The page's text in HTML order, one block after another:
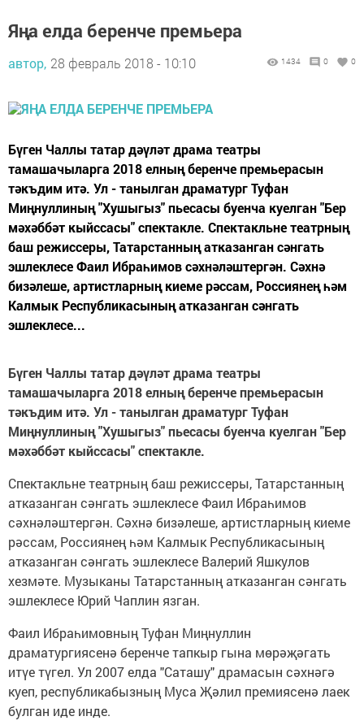
Яңа елда беренче премьера
автор, 28 февраль 2018 - 10:10 1434 0 0
Бүген Чаллы татар дәүләт драма театры
тамашачыларга 2018 елның беренче премьерасын
тәкъдим итә. Ул - танылган драматург Туфан
Миңнуллиның "Хушыгыз" пьесасы буенча куелган "Бер
мәхәббәт кыйссасы" спектакле. Спектакльне театрның
баш режиссеры, Татарстанның атказанган сәнгать
эшлеклесе Фаил Ибраһимов сәхнәләштергән. Сәхнә
бизәлеше, артистларның киеме рәссам, Россиянең һәм
Калмык Республикасының атказанган сәнгать
эшлеклесе...
Бүген Чаллы татар дәүләт драма театры
тамашачыларга 2018 елның беренче премьерасын
тәкъдим итә. Ул - танылган драматург Туфан
Миңнуллиның "Хушыгыз" пьесасы буенча куелган "Бер
мәхәббәт кыйссасы" спектакле.
Спектакльне театрның баш режиссеры, Татарстанның
атказанган сәнгать эшлеклесе Фаил Ибраһимов
сәхнәләштергән. Сәхнә бизәлеше, артистларның киеме
рәссам, Россиянең һәм Калмык Республикасының
атказанган сәнгать эшлеклесе Валерий Яшкулов
хезмәте. Музыканы Татарстанның атказанган сәнгать
эшлеклесе Юрий Чаплин язган.
Фаил Ибраһимовның Туфан Миңнуллин
драматургиясенә беренче тапкыр гына мөрәҗәгать
итүе түгел. Ул 2007 елда "Саташу" драмасын сәхнәгә
куеп, республикабызның Муса Җәлил премиясенә лаек
булган иде инде.